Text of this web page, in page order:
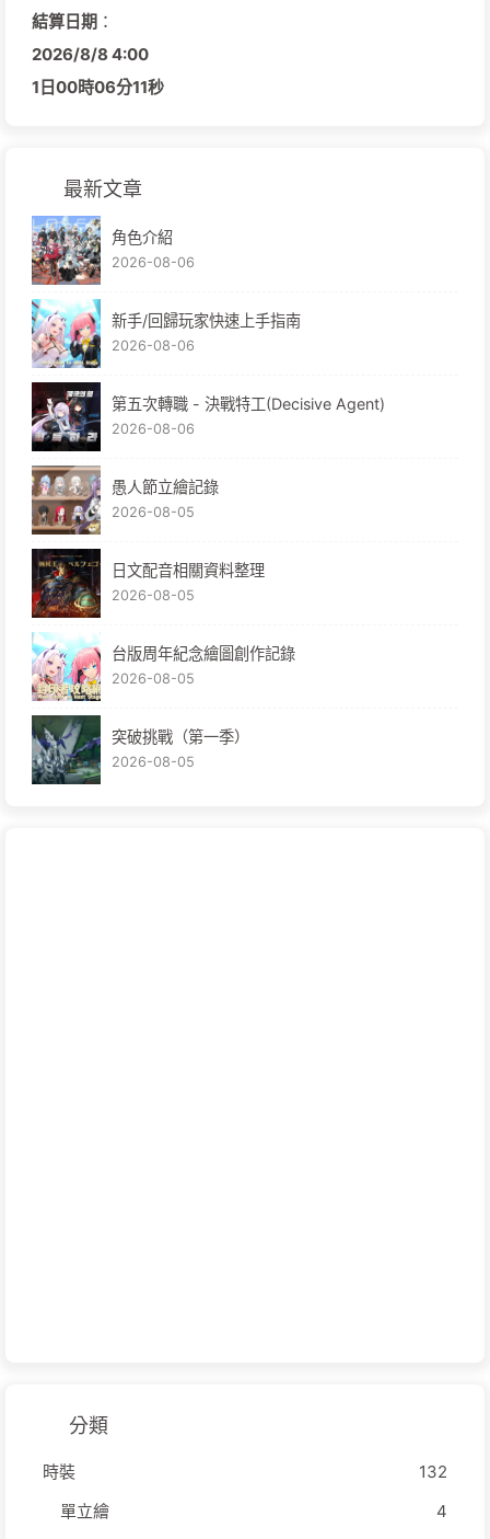
結算日期 ：
2026/8/8 4:00
1日00時06分10秒
最新文章
角色介紹
2026-08-06
新手/回歸玩家快速上手指南
2026-08-06
第五次轉職 - 決戰特工(Decisive Agent)
2026-08-06
愚人節立繪記錄
2026-08-05
日文配音相關資料整理
2026-08-05
台版周年紀念繪圖創作記錄
2026-08-05
突破挑戰（第一季）
2026-08-05
分類
時裝
132
單立繪
4